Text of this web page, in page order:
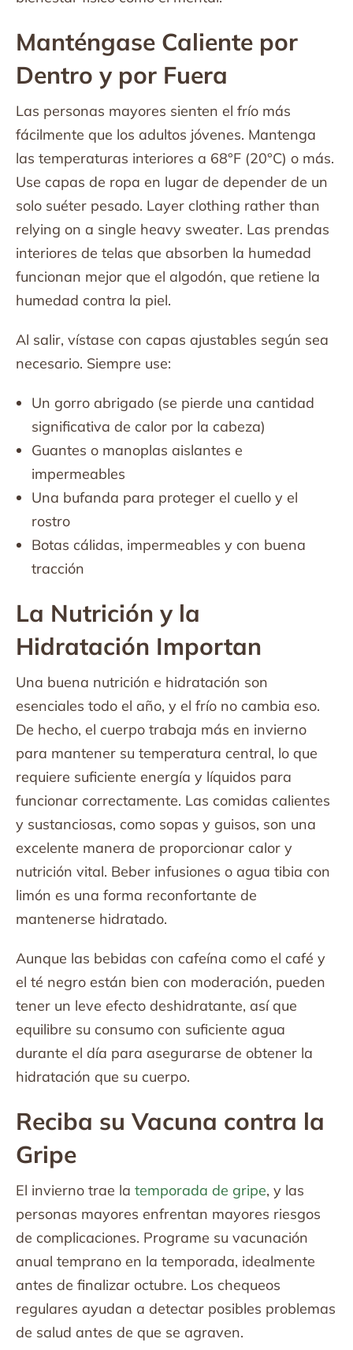
Manténgase Caliente por
Dentro y por Fuera
Las personas mayores sienten el frío más
fácilmente que los adultos jóvenes. Mantenga
las temperaturas interiores a 68°F (20°C) o más.
Use capas de ropa en lugar de depender de un
solo suéter pesado. Layer clothing rather than
relying on a single heavy sweater. Las prendas
interiores de telas que absorben la humedad
funcionan mejor que el algodón, que retiene la
humedad contra la piel.
Al salir, vístase con capas ajustables según sea
necesario. Siempre use:
Un gorro abrigado (se pierde una cantidad
significativa de calor por la cabeza)
Guantes o manoplas aislantes e
impermeables
Una bufanda para proteger el cuello y el
rostro
Botas cálidas, impermeables y con buena
tracción
La Nutrición y la
Hidratación Importan
Una buena nutrición e hidratación son
esenciales todo el año, y el frío no cambia eso.
De hecho, el cuerpo trabaja más en invierno
para mantener su temperatura central, lo que
requiere suficiente energía y líquidos para
funcionar correctamente. Las comidas calientes
y sustanciosas, como sopas y guisos, son una
excelente manera de proporcionar calor y
nutrición vital. Beber infusiones o agua tibia con
limón es una forma reconfortante de
mantenerse hidratado.
Aunque las bebidas con cafeína como el café y
el té negro están bien con moderación, pueden
tener un leve efecto deshidratante, así que
equilibre su consumo con suficiente agua
durante el día para asegurarse de obtener la
hidratación que su cuerpo.
Reciba su Vacuna contra la
Gripe
El invierno trae la temporada de gripe, y las
personas mayores enfrentan mayores riesgos
de complicaciones. Programe su vacunación
anual temprano en la temporada, idealmente
antes de finalizar octubre. Los chequeos
regulares ayudan a detectar posibles problemas
de salud antes de que se agraven.